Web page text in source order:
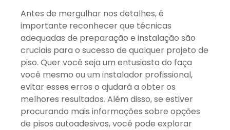
Antes de mergulhar nos detalhes, é
importante reconhecer que técnicas
adequadas de preparação e instalação são
cruciais para o sucesso de qualquer projeto de
piso. Quer você seja um entusiasta do faça
você mesmo ou um instalador profissional,
evitar esses erros o ajudará a obter os
melhores resultados. Além disso, se estiver
procurando mais informações sobre opções
de pisos autoadesivos, você pode explorar